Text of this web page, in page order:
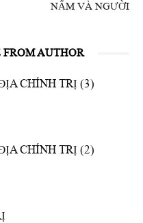
NẤM VÀ NGƯỜI
FROM AUTHOR
CHÍNH TRỊ (3)
CHÍNH TRỊ (2)